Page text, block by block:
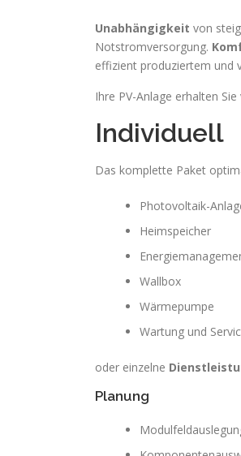
Unabhängigkeit von
Notstromversorgung.
effizient produziertem und
Ihre PV-Anlage erhalten Sie
Individuell
Das komplette Paket
Photovoltaik-
Heimspeicher
Wallbox
Wärmepumpe
Wartung und
oder einzelne
Planung